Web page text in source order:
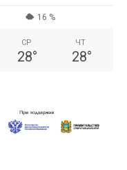
16 %
СР
28°
ЧТ
28°